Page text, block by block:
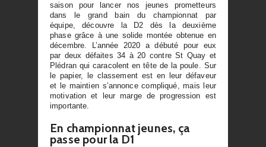
saison pour lancer nos jeunes prometteurs
dans le grand bain du championnat par
équipe, découvre la D2 dès la deuxième
phase grâce à une solide montée obtenue en
décembre. L’année 2020 a débuté pour eux
par deux défaites 34 à 20 contre St Quay et
Plédran qui caracolent en tête de la poule. Sur
le papier, le classement est en leur défaveur
et le maintien s’annonce compliqué, mais leur
motivation et leur marge de progression est
importante.
En championnat jeunes, ça
passe pour la D1